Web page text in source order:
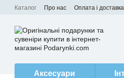
Перейти до основного контенту
Каталог Про нас Оплата і доставка
Аксесуари